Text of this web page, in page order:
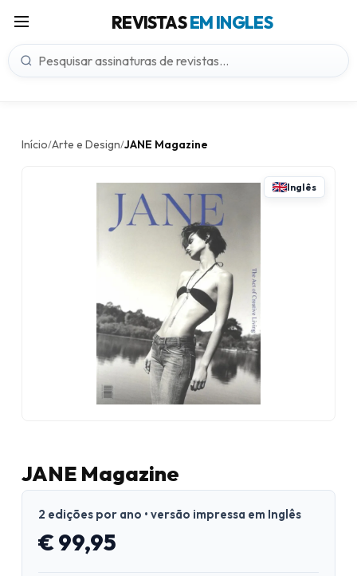
REVISTASEM INGLES
Início/Arte e Design/JANE Magazine
Inglês
JANE Magazine
2 edições por ano • versão impressa em Inglês
€ 99,95